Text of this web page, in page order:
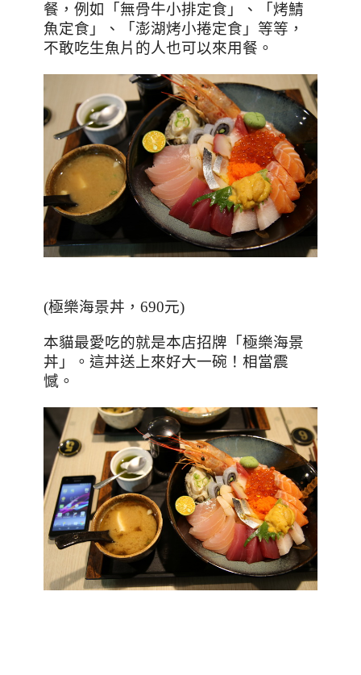
餐，例如「無骨牛小排定食」、「烤鯖
魚定食」、「澎湖烤小捲定食」等等，
不敢吃生魚片的人也可以來用餐。
(極樂海景丼， 690元)
本貓最愛吃的就是本店招牌「極樂海景
丼」。這丼送上來好大一碗！相當震
憾。